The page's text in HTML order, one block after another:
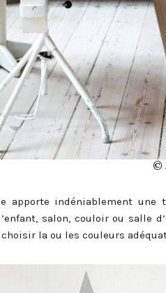
©
apporte indéniablement
salon, couloir ou salle
la ou les couleurs